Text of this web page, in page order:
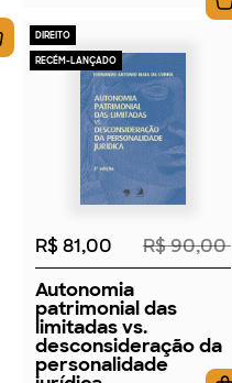
DIREITO
RECÉM-LANÇADO
2026
R$ 81,00
R$ 90,00
Autonomia
patrimonial das
limitadas vs.
desconsideração da
personalidade